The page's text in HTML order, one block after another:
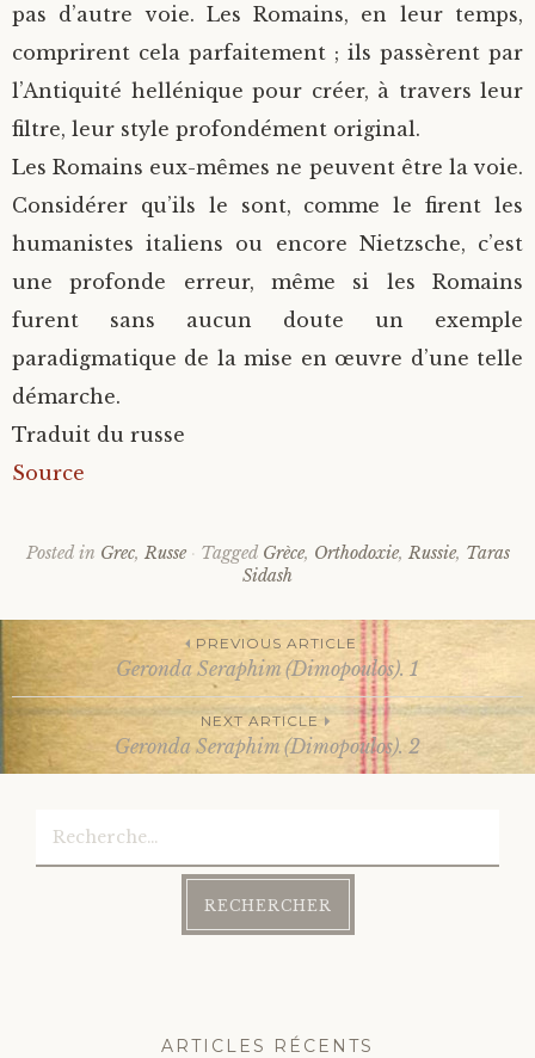
pas d’autre voie. Les Romains, en leur temps,
comprirent cela parfaitement ; ils passèrent par
l’Antiquité hellénique pour créer, à travers leur
filtre, leur style profondément original.
Les Romains eux-mêmes ne peuvent être la voie.
Considérer qu’ils le sont, comme le firent les
humanistes italiens ou encore Nietzsche, c’est
une profonde erreur, même si les Romains
furent sans aucun doute un exemple
paradigmatique de la mise en œuvre d’une telle
démarche.
Traduit du russe
Source
Posted in Grec, Russe Tagged Grèce, Orthodoxie, Russie, Taras
Sidash
Post
navigation
PREVIOUS ARTICLE
Geronda Seraphim (Dimopoulos). 1
NEXT ARTICLE
Geronda Seraphim (Dimopoulos). 2
ARTICLES RÉCENTS